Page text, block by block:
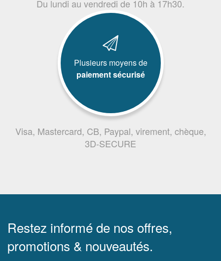
Du lundi au vendredi de 10h à 17h30.
Plusieurs moyens de
paiement sécurisé
Visa, Mastercard, CB, Paypal, virement, chèque,
3D-SECURE
Restez informé de nos offres,
promotions & nouveautés.